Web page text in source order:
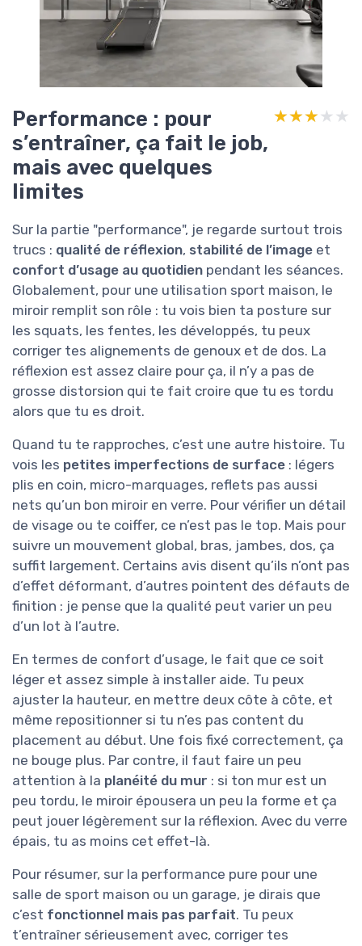
Performance : pour
s’entraîner, ça fait le job,
mais avec quelques
limites
★★★★★
★★★★★
Sur la partie "performance", je regarde surtout trois
trucs : qualité de réflexion, stabilité de l’image et
confort d’usage au quotidien pendant les séances.
Globalement, pour une utilisation sport maison, le
miroir remplit son rôle : tu vois bien ta posture sur
les squats, les fentes, les développés, tu peux
corriger tes alignements de genoux et de dos. La
réflexion est assez claire pour ça, il n’y a pas de
grosse distorsion qui te fait croire que tu es tordu
alors que tu es droit.
Quand tu te rapproches, c’est une autre histoire. Tu
vois les petites imperfections de surface : légers
plis en coin, micro-marquages, reflets pas aussi
nets qu’un bon miroir en verre. Pour vérifier un détail
de visage ou te coiffer, ce n’est pas le top. Mais pour
suivre un mouvement global, bras, jambes, dos, ça
suffit largement. Certains avis disent qu’ils n’ont pas
d’effet déformant, d’autres pointent des défauts de
finition : je pense que la qualité peut varier un peu
d’un lot à l’autre.
En termes de confort d’usage, le fait que ce soit
léger et assez simple à installer aide. Tu peux
ajuster la hauteur, en mettre deux côte à côte, et
même repositionner si tu n’es pas content du
placement au début. Une fois fixé correctement, ça
ne bouge plus. Par contre, il faut faire un peu
attention à la planéité du mur : si ton mur est un
peu tordu, le miroir épousera un peu la forme et ça
peut jouer légèrement sur la réflexion. Avec du verre
épais, tu as moins cet effet-là.
Pour résumer, sur la performance pure pour une
salle de sport maison ou un garage, je dirais que
c’est fonctionnel mais pas parfait. Tu peux
t’entraîner sérieusement avec, corriger tes